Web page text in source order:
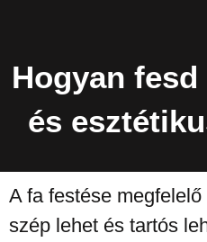
Hogyan
és
A fa festése
szép lehet és tartós